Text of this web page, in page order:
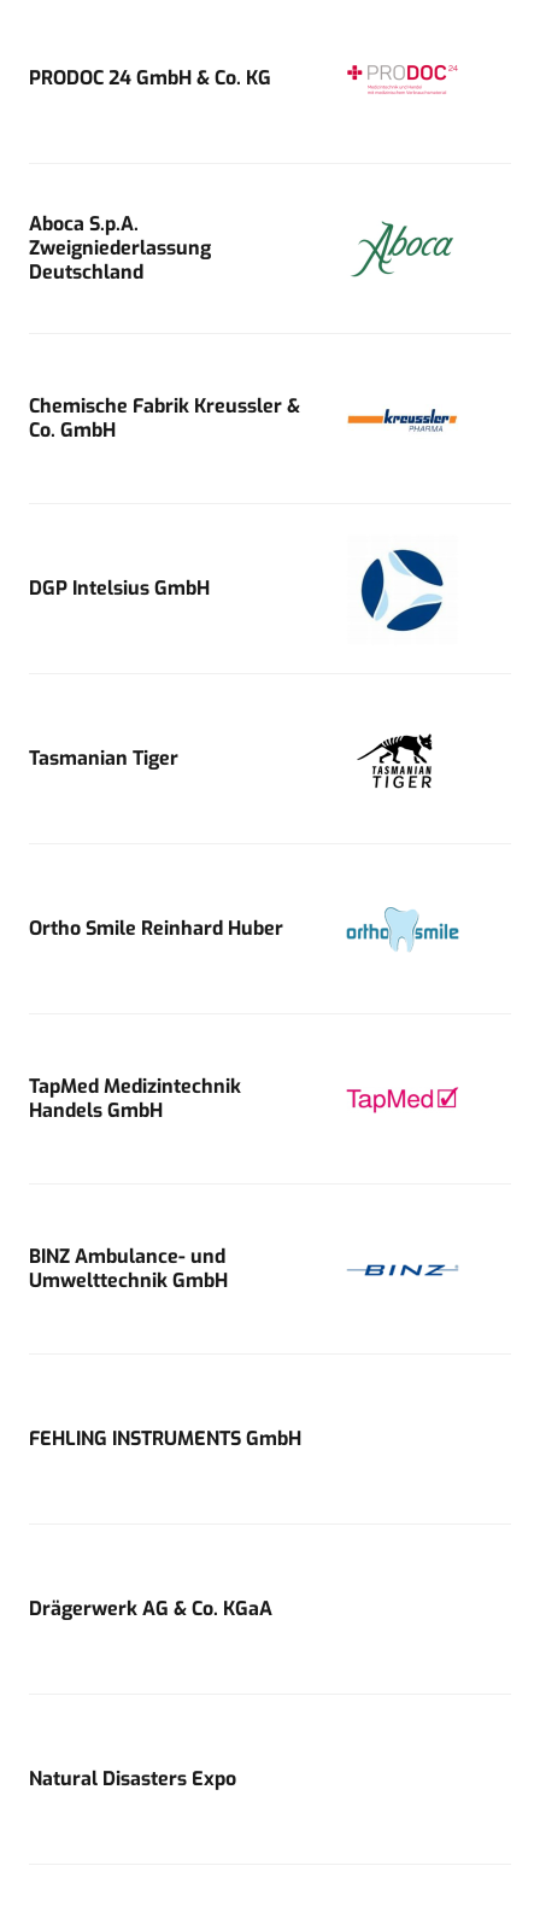
PRODOC 24 GmbH & Co. KG
Aboca S.p.A.
Zweigniederlassung
Deutschland
Chemische Fabrik Kreussler &
Co. GmbH
DGP Intelsius GmbH
Tasmanian Tiger
Ortho Smile Reinhard Huber
TapMed Medizintechnik
Handels GmbH
BINZ Ambulance- und
Umwelttechnik GmbH
FEHLING INSTRUMENTS GmbH
Drägerwerk AG & Co. KGaA
Natural Disasters Expo